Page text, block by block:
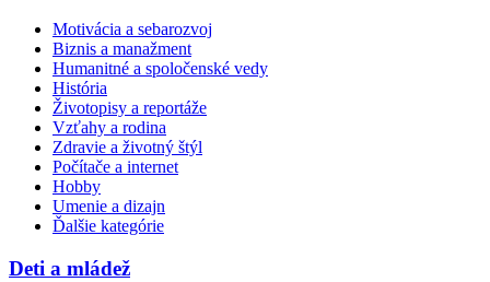
Motivácia a sebarozvoj
Biznis a manažment
Humanitné a spoločenské vedy
História
Životopisy a reportáže
Vzťahy a rodina
Zdravie a životný štýl
Počítače a internet
Hobby
Umenie a dizajn
Ďalšie kategórie
Deti a mládež